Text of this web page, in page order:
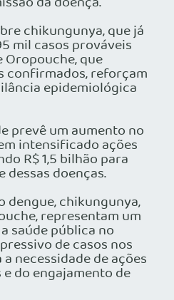
chikungunya, que já
mil casos prováveis
Oropouche, que
confirmados, reforçam
epidemiológica
prevê um aumento no
intensificado ações
R$ 1,5 bilhão para
doenças.
dengue, chikungunya,
representam um
saúde pública no
de casos nos
necessidade de ações
do engajamento de